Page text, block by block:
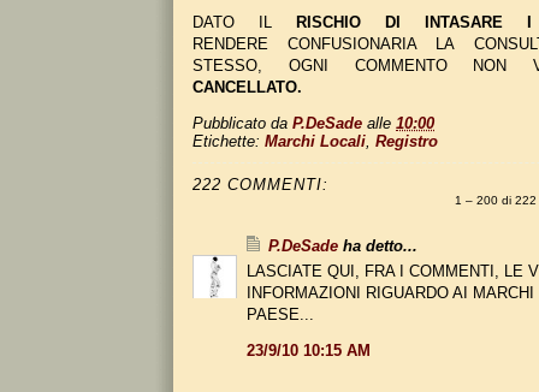
DATO IL RISCHIO DI INTASARE I
RENDERE CONFUSIONARIA LA
STESSO, OGNI COMMENTO NON
CANCELLATO.
Pubblicato da P.DeSade alle 10:00
Etichette: Marchi Locali Registro
222 COMMENTI:
1 – 200 di
P.DeSade ha detto...
LASCIATE QUI, FRA I COMMENTI, LE
INFORMAZIONI RIGUARDO AI
PAESE...
23/9/10 10:15 AM